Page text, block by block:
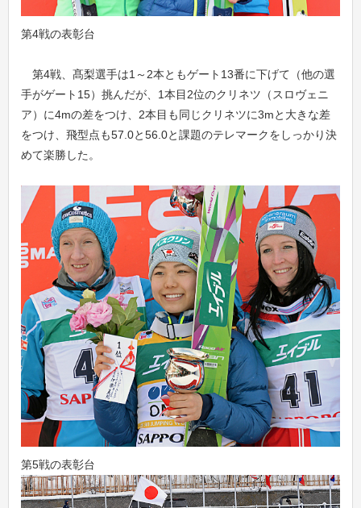
第4戦の表彰台
第4戦、髙梨選手は1～2本ともゲート13番に下げて（他の選
手がゲート15）挑んだが、1本目2位のクリネツ（スロヴェニ
ア）に4mの差をつけ、2本目も同じクリネツに3mと大きな差
をつけ、飛型点も57.0と56.0と課題のテレマークをしっかり決
めて楽勝した。
第5戦の表彰台